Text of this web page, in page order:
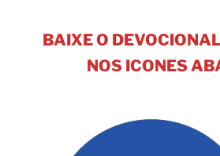
BAIXE O
NOS ICONES